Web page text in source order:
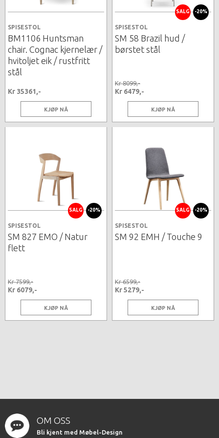
SPISESTOL
BM1106 Huntsman
chair. Cognac kjernelær /
hvitoljet eik / rustfritt
stål
Kr 35361,-
KJØP NÅ
SALG -20%
SPISESTOL
SM 58 Brazil hud /
børstet stål
Kr 8099,-
Kr 6479,-
KJØP NÅ
SALG -20%
SPISESTOL
SM 827 EMO / Natur
flett
Kr 7599,-
Kr 6079,-
KJØP NÅ
SALG -20%
SPISESTOL
SM 92 EMH / Touche 9
Kr 6599,-
Kr 5279,-
KJØP NÅ
OM OSS
Bli kjent med Møbel-Design